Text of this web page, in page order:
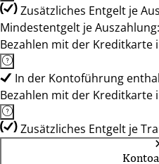
Zusätzliches Entgelt je
Mindestentgelt je
Bezahlen mit der Kreditkarte
In der Kontoführung
Bezahlen mit der Kreditkarte
Zusätzliches Entgelt je